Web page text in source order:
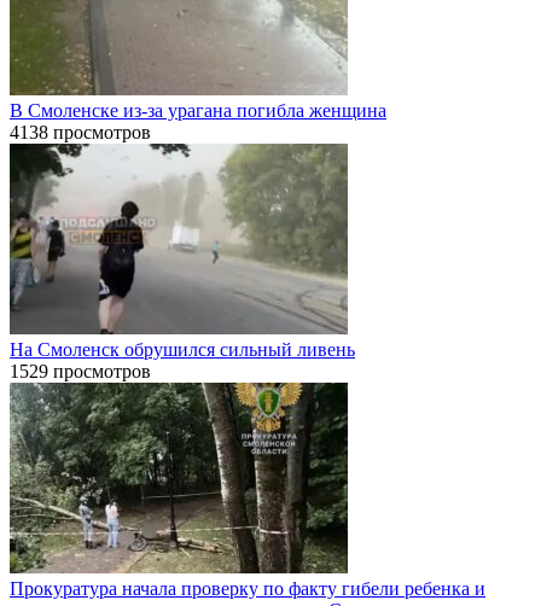
В Смоленске из-за урагана погибла женщина
4138 просмотров
На Смоленск обрушился сильный ливень
1529 просмотров
Прокуратура начала проверку по факту гибели ребенка и